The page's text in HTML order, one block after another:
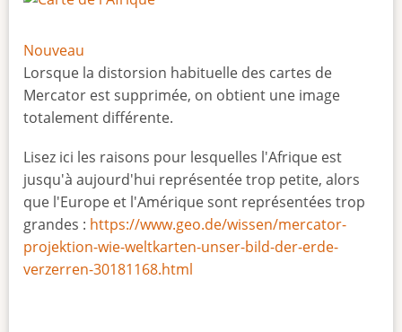
Nouveau
Lorsque la distorsion habituelle des cartes de
Mercator est supprimée, on obtient une image
totalement différente.
Lisez ici les raisons pour lesquelles l'Afrique est
jusqu'à aujourd'hui représentée trop petite, alors
que l'Europe et l'Amérique sont représentées trop
grandes : https://www.geo.de/wissen/mercator-
projektion-wie-weltkarten-unser-bild-der-erde-
verzerren-30181168.html